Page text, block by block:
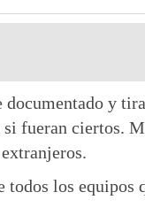
y
fueran ciertos.
los equipos